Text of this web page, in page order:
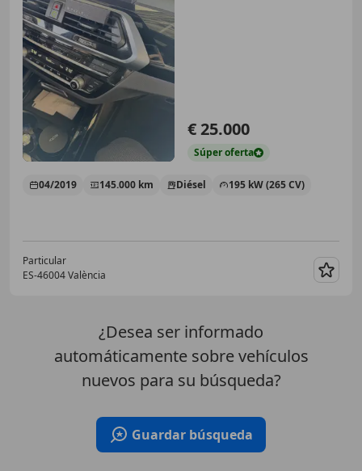
€ 25.000
Súperoferta
04/2019 145.000 km Diésel 195 kW (265 CV)
Particular
ES-46004 València
¿Desea ser informado
automáticamente sobre vehículos
nuevos para su búsqueda?
Guardar búsqueda